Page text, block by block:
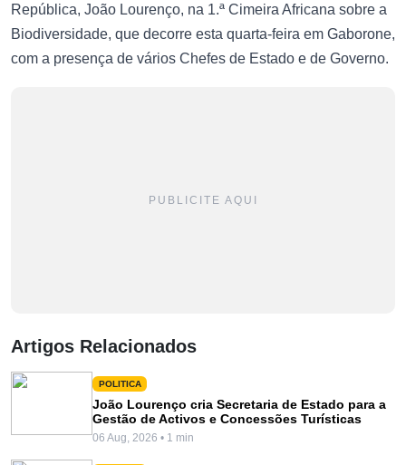
República, João Lourenço, na 1.ª Cimeira Africana sobre a
Biodiversidade, que decorre esta quarta-feira em Gaborone,
com a presença de vários Chefes de Estado e de Governo.
PUBLICITE AQUI
Artigos Relacionados
POLITICA
João Lourenço cria Secretaria de Estado para a
Gestão de Activos e Concessões Turísticas
06 Aug, 2026 • 1 min